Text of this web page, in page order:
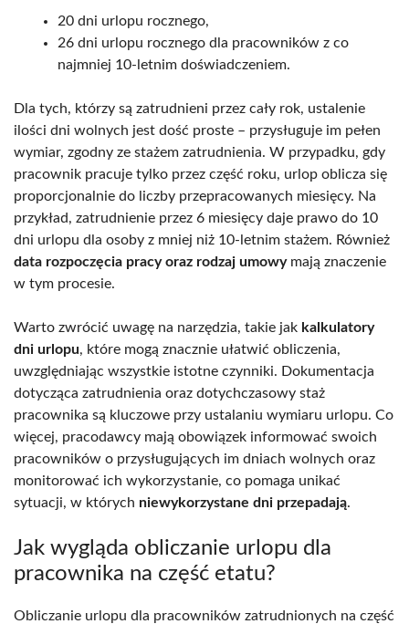
20 dni urlopu rocznego,
26 dni urlopu rocznego dla pracowników z co
najmniej 10-letnim doświadczeniem.
Dla tych, którzy są zatrudnieni przez cały rok, ustalenie
ilości dni wolnych jest dość proste – przysługuje im pełen
wymiar, zgodny ze stażem zatrudnienia. W przypadku, gdy
pracownik pracuje tylko przez część roku, urlop oblicza się
proporcjonalnie do liczby przepracowanych miesięcy. Na
przykład, zatrudnienie przez 6 miesięcy daje prawo do 10
dni urlopu dla osoby z mniej niż 10-letnim stażem. Również
data rozpoczęcia pracy oraz rodzaj umowymają znaczenie
w tym procesie.
Warto zwrócić uwagę na narzędzia, takie jak kalkulatory
dni urlopu, które mogą znacznie ułatwić obliczenia,
uwzględniając wszystkie istotne czynniki. Dokumentacja
dotycząca zatrudnienia oraz dotychczasowy staż
pracownika są kluczowe przy ustalaniu wymiaru urlopu. Co
więcej, pracodawcy mają obowiązek informować swoich
pracowników o przysługujących im dniach wolnych oraz
monitorować ich wykorzystanie, co pomaga unikać
sytuacji, w których niewykorzystane dni przepadają.
Jak wygląda obliczanie urlopu dla
pracownika na część etatu?
Obliczanie urlopu dla pracowników zatrudnionych na część